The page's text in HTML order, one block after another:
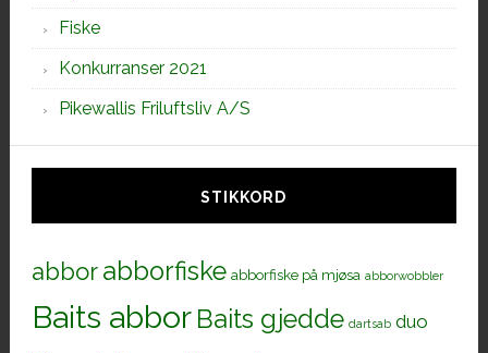
Fiske
Konkurranser 2021
Pikewallis Friluftsliv A/S
STIKKORD
abborabborfiske abborfiske på mjøsa abborwobbler
Baits abbor Baits gjedde dartsab duo